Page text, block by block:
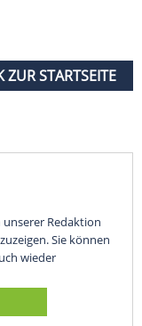
ZUR STARTSEITE
Redaktion
Sie können
wieder